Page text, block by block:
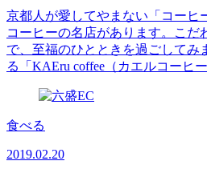
京都人が愛してやまない「コーヒ
コーヒーの名店があります。こだ
で、至福のひとときを過ごして
る「KAEru coffee（カエルコーヒ
食べる
2019.02.20